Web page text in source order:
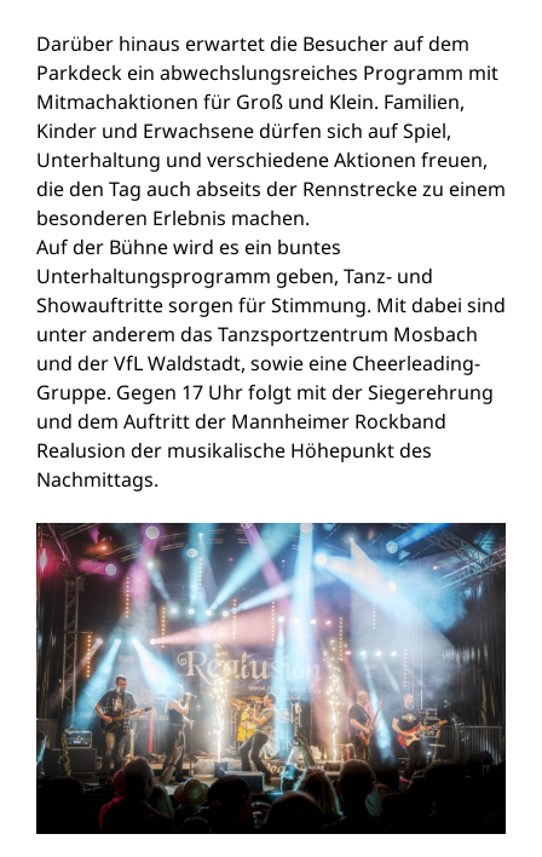
Darüber hinaus erwartet die Besucher auf dem
Parkdeck ein abwechslungsreiches Programm mit
Mitmachaktionen für Groß und Klein. Familien,
Kinder und Erwachsene dürfen sich auf Spiel,
Unterhaltung und verschiedene Aktionen freuen,
die den Tag auch abseits der Rennstrecke zu einem
besonderen Erlebnis machen.
Auf der Bühne wird es ein buntes
Unterhaltungsprogramm geben, Tanz- und
Showauftritte sorgen für Stimmung. Mit dabei sind
unter anderem das Tanzsportzentrum Mosbach
und der VfL Waldstadt, sowie eine Cheerleading-
Gruppe. Gegen 17 Uhr folgt mit der Siegerehrung
und dem Auftritt der Mannheimer Rockband
Realusion der musikalische Höhepunkt des
Nachmittags.